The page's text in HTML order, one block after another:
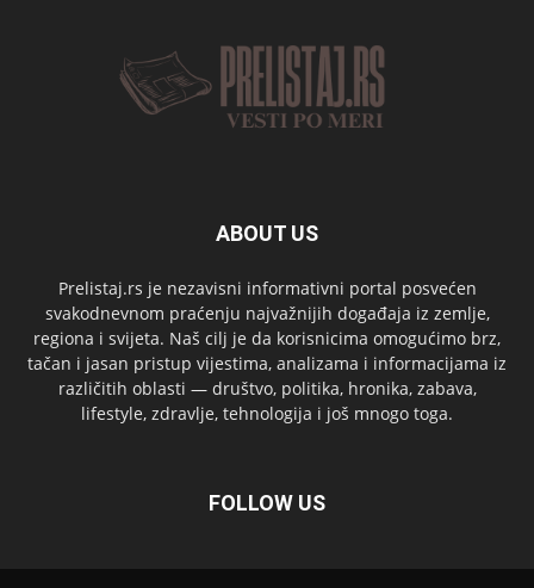
ABOUT US
Prelistaj.rs je nezavisni informativni portal posvećen
svakodnevnom praćenju najvažnijih događaja iz zemlje,
regiona i svijeta. Naš cilj je da korisnicima omogućimo brz,
tačan i jasan pristup vijestima, analizama i informacijama iz
različitih oblasti — društvo, politika, hronika, zabava,
lifestyle, zdravlje, tehnologija i još mnogo toga.
FOLLOW US